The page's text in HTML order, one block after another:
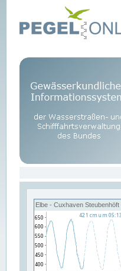
Elbe - Cuxhaven Steubenhöft